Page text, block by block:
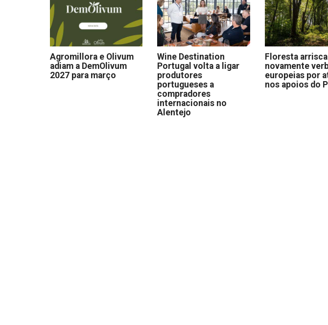
Agromillora e Olivum
adiam a DemOlivum
2027 para março
Wine Destination
Portugal volta a ligar
produtores
portugueses a
compradores
internacionais no
Alentejo
Floresta
novamente
europeias por
nos apoios do